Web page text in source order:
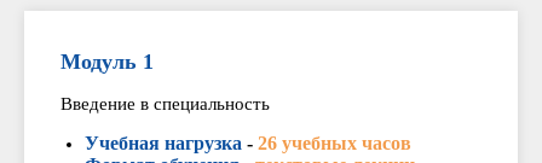
Модуль 1
Введение в специальность
Учебная нагрузка - 26 учебных часов